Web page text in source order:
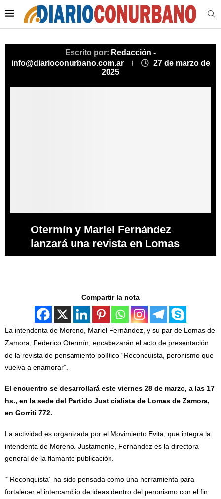
Escrito por: Redacción -
info@diarioconurbano.com.ar
27 de marzo de
2025
Otermín y Mariel Fernández
lanzará una revista en Lomas
Compartir la nota
La intendenta de Moreno, Mariel Fernández, y su par de Lomas de
Zamora, Federico Otermín, encabezarán el acto de presentación
de la revista de pensamiento político “Reconquista, peronismo que
vuelva a enamorar”.
El encuentro se desarrollará este viernes 28 de marzo, a las 17
hs., en la sede del Partido Justicialista de Lomas de Zamora,
en Gorriti 772.
La actividad es organizada por el Movimiento Evita, que integra la
intendenta de Moreno. Justamente, Fernández es la directora
general de la flamante publicación.
“´Reconquista´ ha sido pensada como una herramienta para
fortalecer el intercambio de ideas dentro del peronismo con el fin